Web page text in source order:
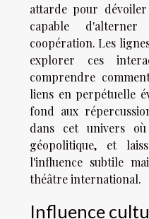
attarde pour
capable
coopération. Les
explorer ces
comprendre
liens en perpétuelle
fond aux
dans cet univers
géopolitique, et
l'influence subtile
théâtre international.
Influence